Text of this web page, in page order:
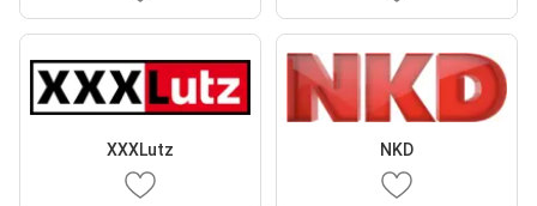
XXXLutz NKD